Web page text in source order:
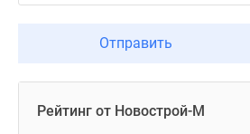
Отправить
Рейтинг от Новострой-М